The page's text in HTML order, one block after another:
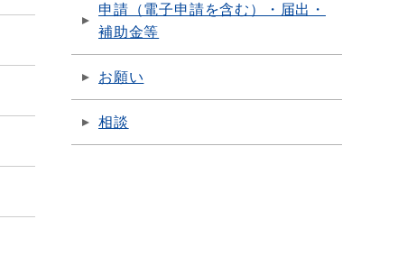
申請（電子申請を含む）・届出・
補助金等
お願い
相談